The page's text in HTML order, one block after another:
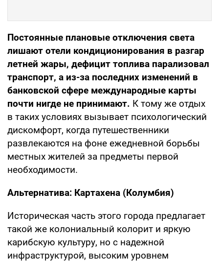
Постоянные плановые отключения света
лишают отели кондиционирования в разгар
летней жары, дефицит топлива парализовал
транспорт, а из-за последних изменений в
банковской сфере международные карты
почти нигде не принимают. К тому же отдых
в таких условиях вызывает психологический
дискомфорт, когда путешественники
развлекаются на фоне ежедневной борьбы
местных жителей за предметы первой
необходимости.
Альтернатива: Картахена (Колумбия)
Историческая часть этого города предлагает
такой же колониальный колорит и яркую
карибскую культуру, но с надежной
инфраструктурой, высоким уровнем